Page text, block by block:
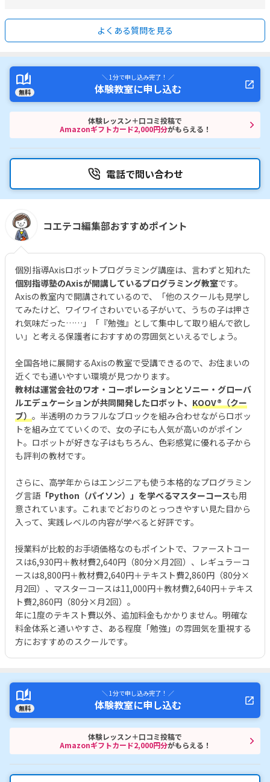
よくある質問を見る
無料
＼ 1分で申し込み完了！ ／
体験教室に申し込む
体験レッスン＋口コミ投稿で
Amazonギフトカード2,000円分がもらえる！
電話で問い合わせ
コエテコ編集部おすすめポイント
個別指導Axisロボットプログラミング講座は、言わずと知れた
個別指導塾のAxisが開講しているプログラミング教室です。
Axisの教室内で開講されているので、「他のスクールも見学し
てみたけど、ワイワイさわいでいる子がいて、うちの子は押さ
れ気味だった……」「『勉強』として集中して取り組んで欲し
い」と考える保護者におすすめの雰囲気といえるでしょう。
全国各地に展開するAxisの教室で受講できるので、お住まいの
近くでも通いやすい環境が見つかります。
教材は運営会社のワオ・コーポレーションとソニー・グローバ
ルエデュケーションが共同開発したロボット、 KOOV®︎（クー
ブ）。半透明のカラフルなブロックを組み合わせながらロボッ
トを組み立てていくので、女の子にも人気が高いのがポイン
ト。ロボットが好きな子はもちろん、色彩感覚に優れる子から
も評判の教材です。
さらに、高学年からはエンジニアも使う本格的なプログラミン
グ言語「Python（パイソン）」を学べるマスターコースも用
意されています。これまでどおりのとっつきやすい見た目から
入って、実践レベルの内容が学べると好評です。
授業料が比較的お手頃価格なのもポイントで、ファーストコー
スは6,930円＋教材費2,640円（80分×月2回）、レギュラーコ
ースは8,800円＋教材費2,640円＋テキスト費2,860円（80分×
月2回）、マスターコースは11,000円＋教材費2,640円＋テキス
ト費2,860円（80分×月2回）。
年に1度のテキスト費以外、追加料金もかかりません。明確な
料金体系と通いやすさ、ある程度「勉強」の雰囲気を重視する
方におすすめのスクールです。
無料
＼ 1分で申し込み完了！ ／
体験教室に申し込む
体験レッスン＋口コミ投稿で
Amazonギフトカード2,000円分がもらえる！